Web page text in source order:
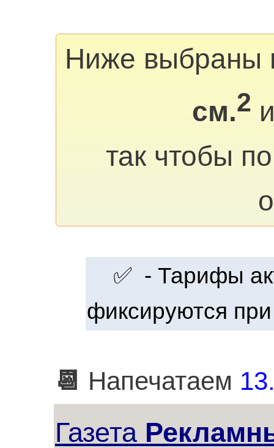
Ниже выбраны
см.2
так чтобы
✅ - Тарифы
фиксируются
📆 Напечатаем
Газета